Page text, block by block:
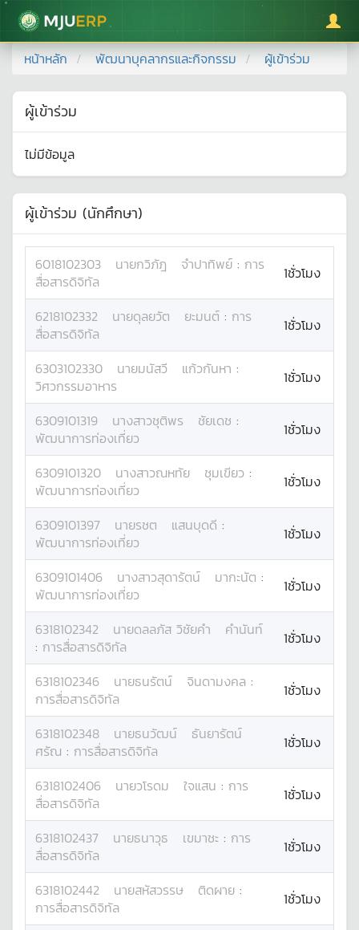
มหาวิทยาลัยแม่โจ้
หน้าหลัก พัฒนาบุคลากรและกิจกรรม ผู้เข้าร่วม
ผู้เข้าร่วม
ไม่มีข้อมูล
ผู้เข้าร่วม (นักศึกษา)
6018102303 นายกวิภัฎ จำปาทิพย์ : การ
สื่อสารดิจิทัล
1ชั่วโมง
6218102332 นายดุลยวัต ยะมนต์ : การ
สื่อสารดิจิทัล
1ชั่วโมง
6303102330 นายมนัสวี แก้วกันหา :
วิศวกรรมอาหาร
1ชั่วโมง
6309101319 นางสาวชุติพร ชัยเดช :
พัฒนาการท่องเที่ยว
1ชั่วโมง
6309101320 นางสาวณหทัย ชุมเขียว :
พัฒนาการท่องเที่ยว
1ชั่วโมง
6309101397 นายรชต แสนบุดดี :
พัฒนาการท่องเที่ยว
1ชั่วโมง
6309101406 นางสาวสุดารัตน์ มากะนัต :
พัฒนาการท่องเที่ยว
1ชั่วโมง
6318102342 นายดลลภัส วิชัยคำ
คำนันท์
: การสื่อสารดิจิทัล 1ชั่วโมง
6318102346 นายธนรัตน์ จินดามงคล :
การสื่อสารดิจิทัล
1ชั่วโมง
6318102348 นายธนวัฒน์
ธันยารัตน์
ศรัณ : การสื่อสารดิจิทัล 1ชั่วโมง
6318102406 นายวโรดม ใจแสน : การ
สื่อสารดิจิทัล
1ชั่วโมง
6318102437 นายธนาวุธ เขมาชะ : การ
สื่อสารดิจิทัล
1ชั่วโมง
6318102442 นายสหัสวรรษ ติดผาย :
การสื่อสารดิจิทัล
1ชั่วโมง